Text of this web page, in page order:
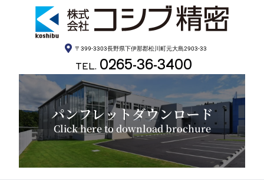
〒399-3303長野県下伊那郡松川町元大島2903-33
TEL. 0265-36-3400
パンフレットダウンロード
Click here to download brochure